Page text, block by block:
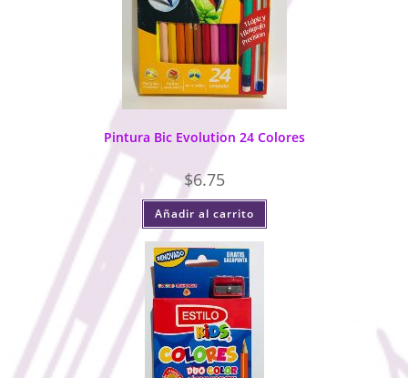
Pintura Bic Evolution 24 Colores
$6.75
Añadir al carrito